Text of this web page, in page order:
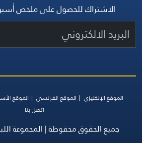
الاشتراك للحصول على ملخص
الموقع الإنكليزي الموقع الفرنسي الموقع
اتصل بنا
جميع الحقوق محفوظة | المجموعة